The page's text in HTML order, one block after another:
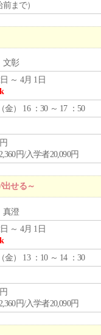
まで）
彰
～ 4月 1日
金） 16 ：30 ～ 17 ：50
円/入学者20,090円
出せる～
澄
～ 4月 1日
金） 13 ：10 ～ 14 ：30
円/入学者20,090円